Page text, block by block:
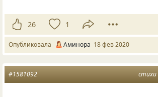
26 1
Опубликовала Аминора 18 фев 2020
стихи
#1581092